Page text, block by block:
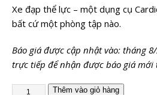
Xe đạp thể lực – một dụng cụ
bất cứ một phòng tập nào.
Báo giá được cập nhật vào: tháng
trực tiếp để nhận được báo giá mới
Thêm vào giỏ hàng